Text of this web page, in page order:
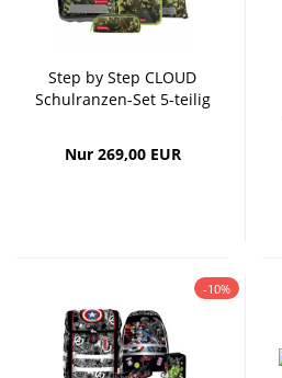
Step by Step CLOUD
Schulranzen-Set 5-teilig
Nur 269,00 EUR
-10%